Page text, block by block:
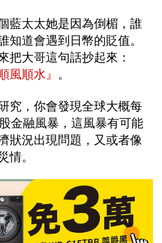
藍太太她是因為倒楣，誰
知道會遇到日幣的貶值。
把大哥這句話抄起來：
風順水』 。
究，你會發現全球大概每
金融風暴，這風暴有可能
狀況出現問題，又或者像
情。